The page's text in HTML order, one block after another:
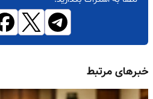
خبرهای مرتبط